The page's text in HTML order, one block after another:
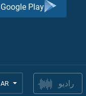
Google Play
AR راديو